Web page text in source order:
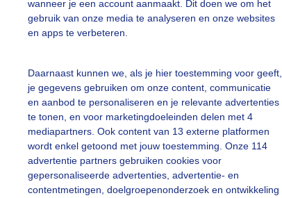
wanneer je een account aanmaakt. Dit doen we om het
gebruik van onze media te analyseren en onze websites
en apps te verbeteren.
Daarnaast kunnen we, als je hier toestemming voor geeft,
je gegevens gebruiken om onze content, communicatie
en aanbod te personaliseren en je relevante advertenties
te tonen, en voor marketingdoeleinden delen met 4
mediapartners. Ook content van 13 externe platformen
wordt enkel getoond met jouw toestemming. Onze 114
advertentie partners gebruiken cookies voor
gepersonaliseerde advertenties, advertentie- en
contentmetingen, doelgroepenonderzoek en ontwikkeling
Jolanda Pelkmans Gemaakt: 05-06-2026, 55x bekeken
slideshow